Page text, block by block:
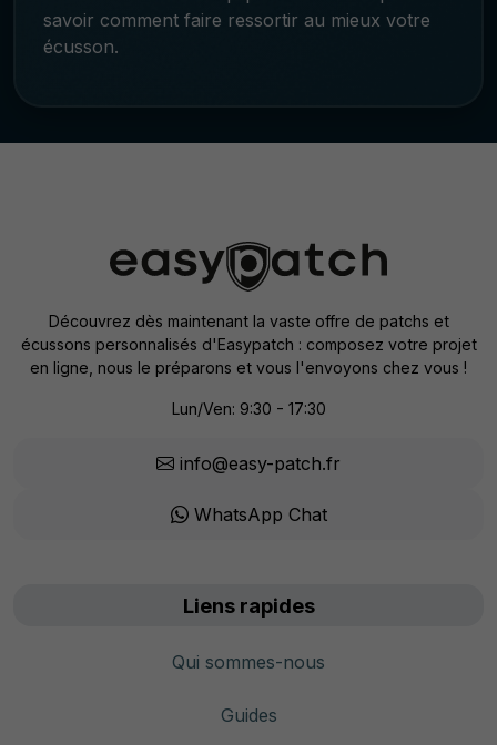
savoir comment faire ressortir au mieux votre
écusson.
Découvrez dès maintenant la vaste offre de patchs et
écussons personnalisés d'Easypatch : composez votre projet
en ligne, nous le préparons et vous l'envoyons chez vous !
Lun/Ven: 9:30 - 17:30
info@easy-patch.fr
WhatsApp Chat
Liens rapides
Qui sommes-nous
Guides